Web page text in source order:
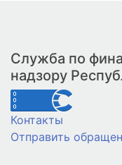
Служба по
надзору
Контакты
Отправить